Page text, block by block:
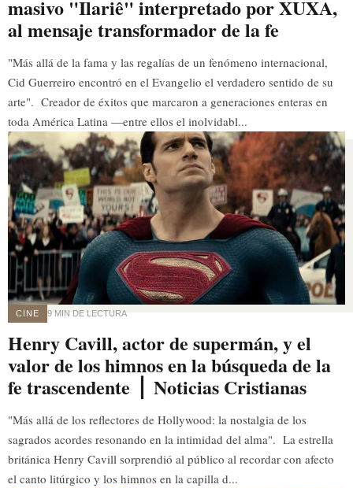
masivo "Ilariê" interpretado por XUXA,
al mensaje transformador de la fe
"Más allá de la fama y las regalías de un fenómeno internacional,
Cid Guerreiro encontró en el Evangelio el verdadero sentido de su
arte". Creador de éxitos que marcaron a generaciones enteras en
toda América Latina —entre ellos el inolvidabl...
CINE 9 MIN DE LECTURA
Henry Cavill, actor de supermán, y el
valor de los himnos en la búsqueda de la
fe trascendente ⎪ Noticias Cristianas
"Más allá de los reflectores de Hollywood: la nostalgia de los
sagrados acordes resonando en la intimidad del alma". La estrella
británica Henry Cavill sorprendió al público al recordar con afecto
el canto litúrgico y los himnos en la capilla d...